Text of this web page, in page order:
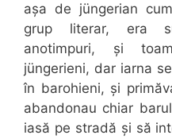
așa de jüngerian
grup literar, era
anotimpuri, și
jüngerieni, dar iarna
în barohieni, și
abandonau chiar
iasă pe stradă și să